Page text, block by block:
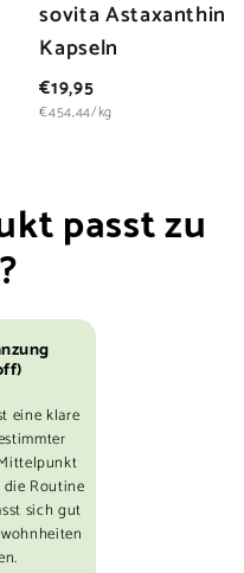
sovita Astaxanthin
Kapseln
€19,95€
1
5
€454,44/kg
passt zu
eine klare
Routine
sich gut